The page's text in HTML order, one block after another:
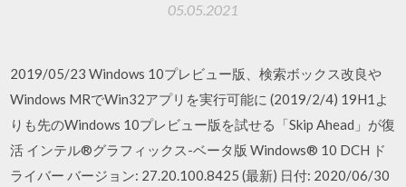
05.05.2021
2019/05/23 Windows 10プレビュー版、検索ボックス改良や
Windows MRでWin32アプリを実行可能に (2019/2/4) 19H1よ
りも先のWindows 10プレビュー版を試せる「Skip Ahead」が復
活 インテル®グラフィックス-ベータ版 Windows® 10 DCH ド
ライバー バージョン: 27.20.100.8425 (最新) 日付: 2020/06/30